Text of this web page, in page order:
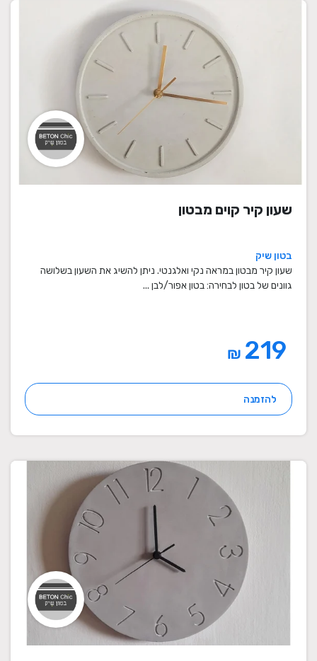
שעון קיר קוים מבטון
בטון שיק
שעון קיר מבטון במראה נקי ואלגנטי. ניתן להשיג את השעון בשלושה
גוונים של בטון לבחירה: בטון אפור/לבן ...
₪
להזמנה